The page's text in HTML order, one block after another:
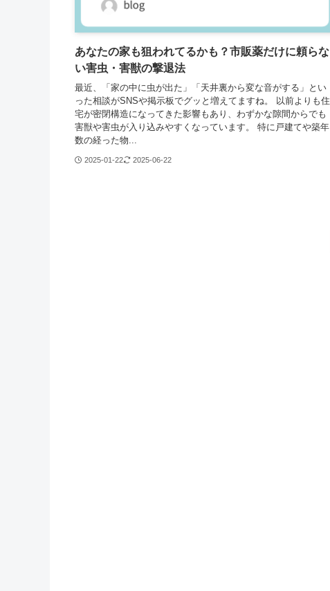
あなたの家も狙われてるかも？市販薬だけに頼らな
い害虫・害獣の撃退法
最近、「家の中に虫が出た」「天井裏から変な音がする」とい
った相談がSNSや掲示板でグッと増えてますね。 以前よりも住
宅が密閉構造になってきた影響もあり、わずかな隙間からでも
害獣や害虫が入り込みやすくなっています。 特に戸建てや築年
数の経った物...
2025-01-22 2025-06-22